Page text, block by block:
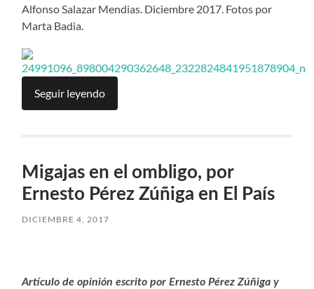
Alfonso Salazar Mendias. Diciembre 2017. Fotos por
Marta Badia.
Seguir leyendo
Migajas en el ombligo, por
Ernesto Pérez Zúñiga en El País
DICIEMBRE 4, 2017
Artículo de opinión escrito por Ernesto Pérez Zúñiga y